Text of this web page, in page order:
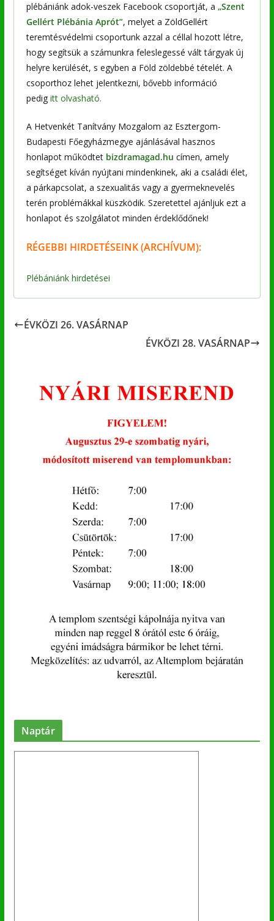
plébániánk adok-veszek Facebook csoportját, a „Szent
Gellért Plébánia Aprót”, melyet a ZöldGellért
teremtésvédelmi csoportunk azzal a céllal hozott létre,
hogy segítsük a számunkra feleslegessé vált tárgyak új
helyre kerülését, s egyben a Föld zöldebbé tételét. A
csoporthoz lehet jelentkezni, bővebb információ
pedig itt olvasható.
A Hetvenkét Tanítvány Mozgalom az Esztergom-
Budapesti Főegyházmegye ajánlásával hasznos
honlapot működtet bizdramagad.hu címen, amely
segítséget kíván nyújtani mindenkinek, aki a családi élet,
a párkapcsolat, a szexualitás vagy a gyermeknevelés
terén problémákkal küszködik. Szeretettel ajánljuk ezt a
honlapot és szolgálatot minden érdeklődőnek!
RÉGEBBI HIRDETÉSEINK (ARCHÍVUM):
Plébániánk hirdetései
ÉVKÖZI 26. VASÁRNAP
ÉVKÖZI 28. VASÁRNAP
Naptár